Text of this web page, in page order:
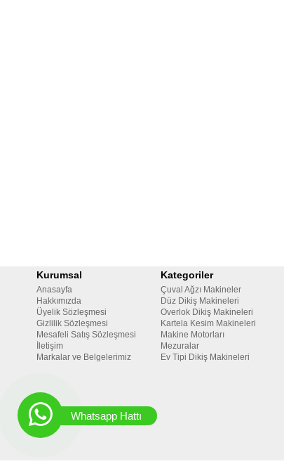
Kurumsal
Anasayfa
Hakkımızda
Üyelik Sözleşmesi
Gizlilik Sözleşmesi
Mesafeli Satış Sözleşmesi
İletişim
Markalar ve Belgelerimiz
Kategoriler
Çuval Ağzı Makineler
Düz Dikiş Makineleri
Overlok Dikiş Makineleri
Kartela Kesim Makineleri
Makine Motorları
Mezuralar
Ev Tipi Dikiş Makineleri
Whatsapp Hattı